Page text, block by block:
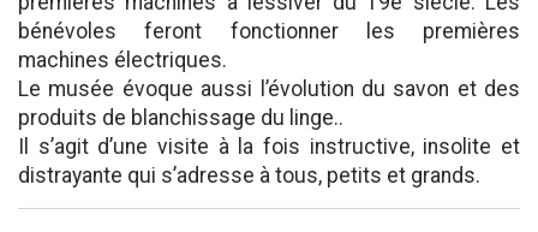
bénévoles feront fonctionner les premières
machines électriques.
Le musée évoque aussi l’évolution du savon et des
produits de blanchissage du linge..
Il s’agit d’une visite à la fois instructive, insolite et
distrayante qui s’adresse à tous, petits et grands.